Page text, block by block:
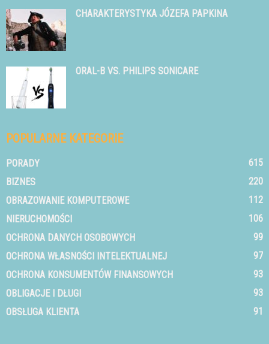
CHARAKTERYSTYKA JÓZEFA PAPKINA
ORAL-B VS. PHILIPS SONICARE
POPULARNE KATEGORIE
PORADY
615
BIZNES
220
OBRAZOWANIE KOMPUTEROWE
112
NIERUCHOMOŚCI
106
OCHRONA DANYCH OSOBOWYCH
99
OCHRONA WŁASNOŚCI INTELEKTUALNEJ
97
OCHRONA KONSUMENTÓW FINANSOWYCH
93
OBLIGACJE I DŁUGI
93
OBSŁUGA KLIENTA
91